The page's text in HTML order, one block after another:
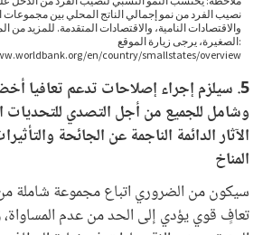
5. سيلزم إجراء إصلاحات تدعم تعافيا
وشامل للجميع من أجل التصدي للتحديات
الآثار الدائمة الناجمة عن الجائحة
المناخ
سيكون من الضروري اتباع مجموعة شاملة
تعافٍ قوي يؤدي إلى الحد من عدم المساواة،